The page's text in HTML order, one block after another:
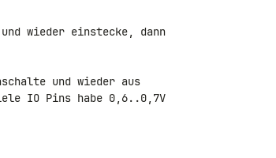
wieder einstecke, dann
und wieder aus
IO Pins habe 0,6..0,7V